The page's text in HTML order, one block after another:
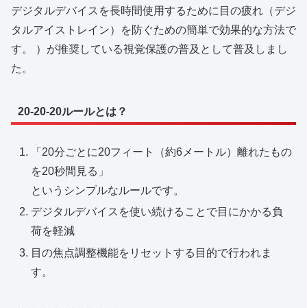
デジタルデバイスを長時間使用するために目の疲れ（デジ
タルアイストレイン）を防ぐための簡単で効果的な方法で
す。 ）が推奨している視覚保護の普及として普及しまし
た。
20-20-20ルールとは？
「20分ごとに20フィート（約6メートル）離れたもの
を20秒間見る」
というシンプルなルールです。
デジタルデバイスを使い続けることで目にかかる負
荷を軽減
目の焦点調整機能をリセットする目的で行われま
す。